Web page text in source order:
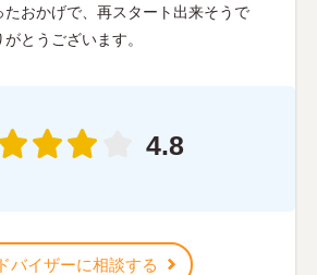
たおかげで、再スタート出来そうで
とうございます。
4.8
バイザーに相談する